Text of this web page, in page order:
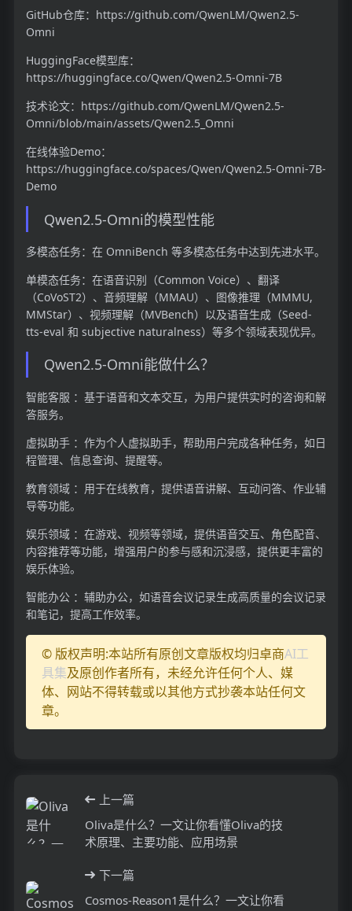
GitHub仓库：https://github.com/QwenLM/Qwen2.5-
Omni
HuggingFace模型库：
https://huggingface.co/Qwen/Qwen2.5-Omni-7B
技术论文：https://github.com/QwenLM/Qwen2.5-
Omni/blob/main/assets/Qwen2.5_Omni
在线体验Demo：
https://huggingface.co/spaces/Qwen/Qwen2.5-Omni-7B-
Demo
Qwen2.5-Omni的模型性能
多模态任务：在 OmniBench 等多模态任务中达到先进水平。
单模态任务：在语音识别（Common Voice）、翻译
（CoVoST2）、音频理解（MMAU）、图像推理（MMMU,
MMStar）、视频理解（MVBench）以及语音生成（Seed-
tts-eval 和 subjective naturalness）等多个领域表现优异。
Qwen2.5-Omni能做什么？
智能客服 ：基于语音和文本交互，为用户提供实时的咨询和解
答服务。
虚拟助手 ：作为个人虚拟助手，帮助用户完成各种任务，如日
程管理、信息查询、提醒等。
教育领域 ：用于在线教育，提供语音讲解、互动问答、作业辅
导等功能。
娱乐领域 ：在游戏、视频等领域，提供语音交互、角色配音、
内容推荐等功能，增强用户的参与感和沉浸感，提供更丰富的
娱乐体验。
智能办公 ：辅助办公，如语音会议记录生成高质量的会议记录
和笔记，提高工作效率。
© 版权声明:本站所有原创文章版权均归卓商AI工
具集及原创作者所有，未经允许任何个人、媒
体、网站不得转载或以其他方式抄袭本站任何文
章。
上一篇
Oliva是什么？一文让你看懂Oliva的技
术原理、主要功能、应用场景
下一篇
Cosmos-Reason1是什么？一文让你看